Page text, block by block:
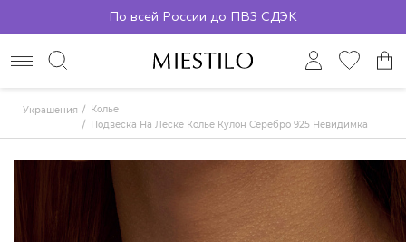
По всей России до ПВЗ СДЭК
Украшения
Колье
Подвеска На Леске Колье Кулон Серебро 925 Невидимка